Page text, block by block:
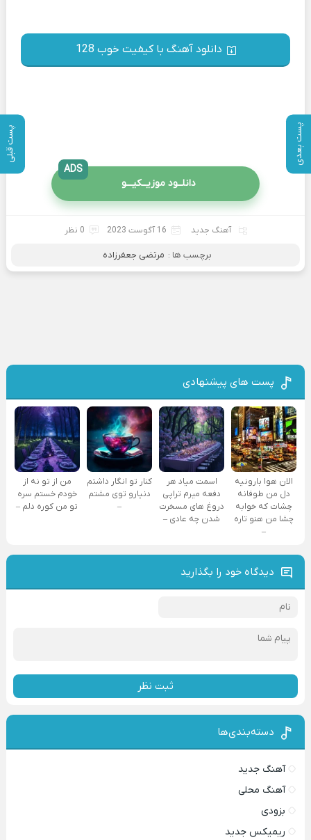
پست بعدی پست قبلی
دانلود آهنگ با کیفیت خوب 128
دانلــود موزیــکیـــو
ADS
آهنگ جدید 16 آگوست 2023 0 نظر
برچسب ها : مرتضی جعفرزاده
پست های پیشنهادی
الان هوا بارونیه
دل من طوفانه
چشات که خوابه
چشا من هنو تاره
–
اسمت میاد هر
دفعه میرم تراپی
دروغ‌ های مسخرت
شدن چه عادی –
کنار تو انگار داشتم
دنیارو توی مشتم
–
من از تو نه از
خودم خستم سره
تو من کوره دلم –
دیدگاه خود را بگذارید
ثبت نظر
دسته‌بندی‌ها
آهنگ جدید
آهنگ محلی
بزودی
ریمیکس جدید